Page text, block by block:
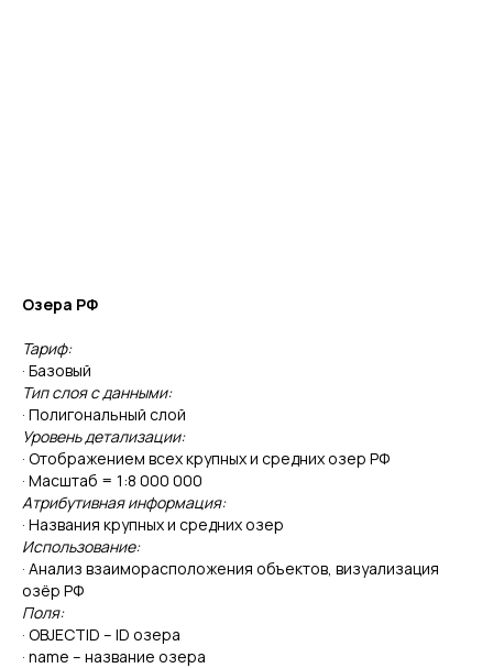
Озера РФ
Тариф:
· Базовый
Тип слоя с данными:
· Полигональный слой
Уровень детализации:
· Отображением всех крупных и средних озер РФ
· Масштаб = 1:8 000 000
Атрибутивная информация:
· Названия крупных и средних озер
Использование:
· Анализ взаиморасположения объектов, визуализация
озёр РФ
Поля:
· OBJECTID – ID озера
· name – название озера